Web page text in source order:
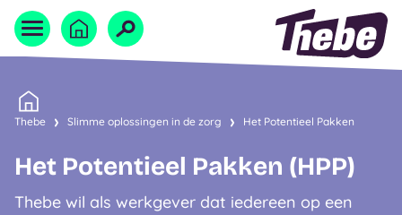
Home
Naar homepage
Thebe Slimme oplossingen in de zorg Het Potentieel Pakken
Het Potentieel Pakken (HPP)
Thebe wil als werkgever dat iedereen op een